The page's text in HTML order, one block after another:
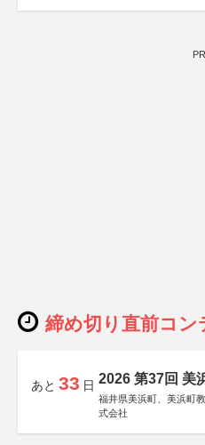
PR
締め切り直前コン
あと 33 日 2026 第37回 美
福井県美浜町、美浜町
式会社